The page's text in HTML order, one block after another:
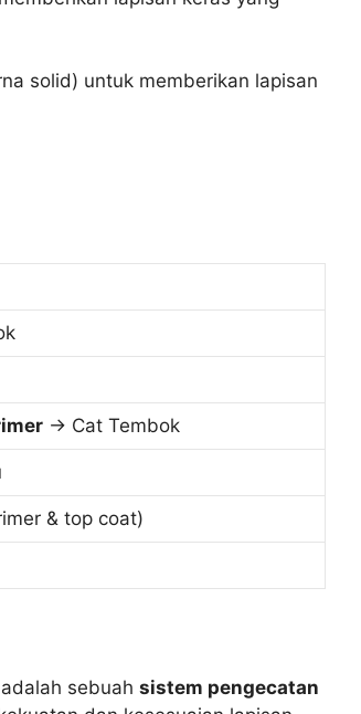
solid) untuk memberikan lapisan
-> Cat Tembok
& top coat)
sebuah sistem pengecatan